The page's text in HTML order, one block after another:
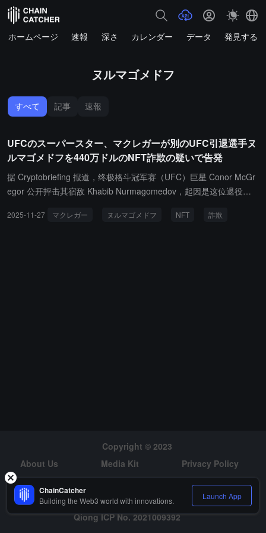
ホームページ 速報 深さ カレンダー データ 発見する
ヌルマゴメドフ
すべて 記事 速報
UFCのスーパースター、マクレガーが別のUFC引退選手ヌ
ルマゴメドフを440万ドルのNFT詐欺の疑いで告発
据 Cryptobriefing 报道，终极格斗冠军赛（UFC）巨星 Conor McGr
egor 公开抨击其宿敌 Khabib Nurmagomedov，起因是这位退役冠
帽子曾因他在 UFC 赛场的表现闻名。社交媒体消息称，该系列 NFT
2025-11-27 マクレガー ヌルマゴメドフ NFT 詐欺
Copyright © 2023
About Us
Media Kit
Privacy Policy
Risk Warning
Hiring
Qiong ICP No. 2021009392
ChainCatcher
Building the Web3 world with innovations. Launch App